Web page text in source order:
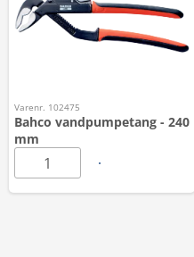
Varenr. 102475
Bahco vandpumpetang - 240
mm